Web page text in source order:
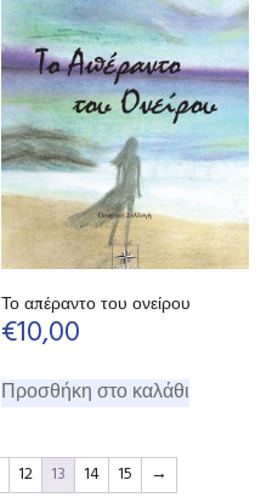
Το απέραντο του ονείρου
€10,00
Προσθήκη στο καλάθι
12 13 14 15 →